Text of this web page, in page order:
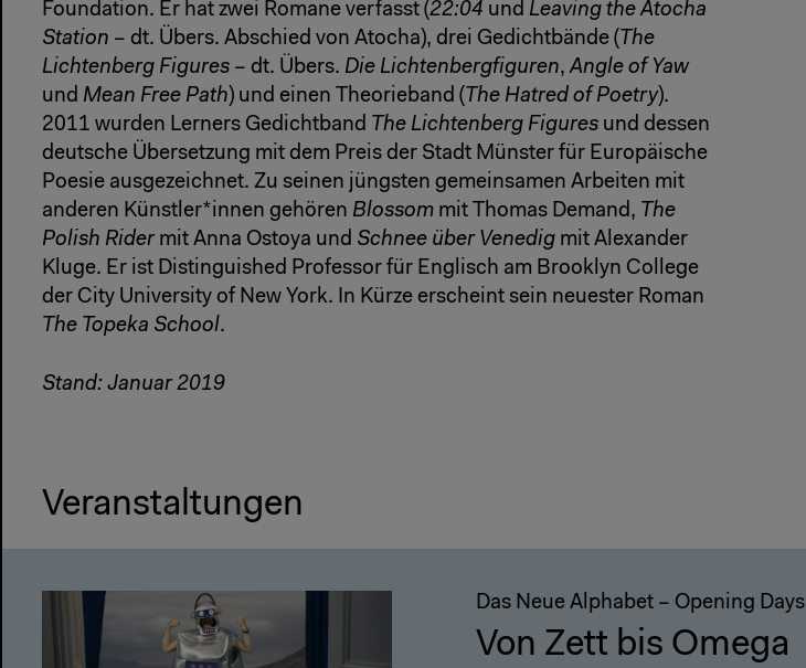
Foundation. Er hat zwei Romane verfasst (22:04 und Leaving the Atocha
Station – dt. Übers. Abschied von Atocha), drei Gedichtbände ( The
Lichtenberg Figures – dt. Übers. Die Lichtenbergfiguren,Angle of Yaw
und Mean Free Path) und einen Theorieband ( The Hatred of Poetry).
2011 wurden Lerners Gedichtband The Lichtenberg Figures und dessen
deutsche Übersetzung mit dem Preis der Stadt Münster für Europäische
Poesie ausgezeichnet. Zu seinen jüngsten gemeinsamen Arbeiten mit
anderen Künstler*innen gehören Blossom mit Thomas Demand, The
Polish Ridermit Anna Ostoya und Schnee über Venedig mit Alexander
Kluge. Er ist Distinguished Professor für Englisch am Brooklyn College
der City University of New York. In Kürze erscheint sein neuester Roman
The Topeka School.
Stand: Januar 2019
Veranstaltungen
Das Neue Alphabet – Opening Days
Von Zett bis Omega